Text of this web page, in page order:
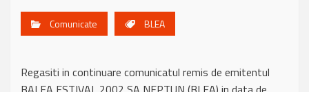
Comunicate BLEA
Regasiti in continuare comunicatul remis de emitentul